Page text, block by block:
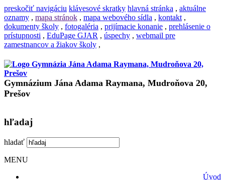
preskočiť navigáciu klávesové skratky hlavná stránka , aktuálne
oznamy , mapa stránok , mapa webového sídla , kontakt ,
dokumenty školy , fotogaléria , prijímacie konanie , prehlásenie o
prístupnosti , EduPage GJAR , úspechy , webmail pre
zamestnancov a žiakov školy ,
Gymnázium Jána Adama Raymana, Mudroňova 20,
Prešov
hľadaj
hladať
MENU
Úvod